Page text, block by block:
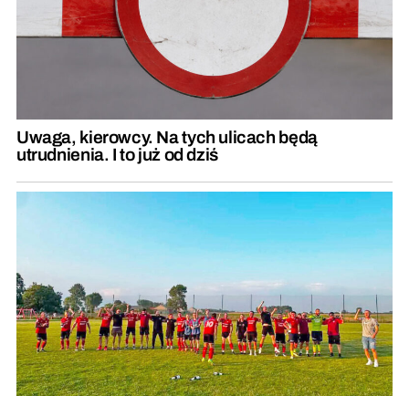
Uwaga, kierowcy. Na tych ulicach będą
utrudnienia. I to już od dziś